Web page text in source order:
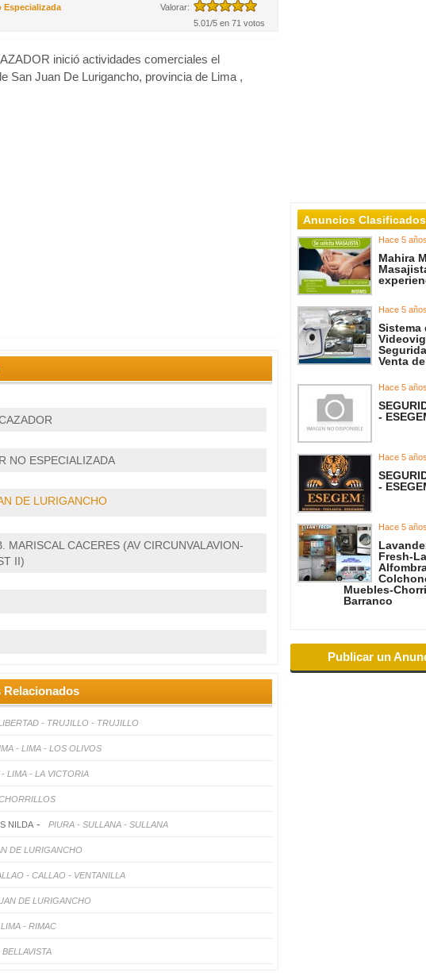
Especializada
Valorar:
5.01/5 en 71 votos
inició actividades comerciales el
San Juan De Lurigancho, provincia de Lima ,
NO ESPECIALIZADA
DE LURIGANCHO
MARISCAL CACERES (AV CIRCUNVALAVION-
II)
- TRUJILLO - TRUJILLO
- LIMA - LOS OLIVOS
- LIMA - LA VICTORIA
NILDA - PIURA - SULLANA - SULLANA
DE LURIGANCHO
- CALLAO - VENTANILLA
DE LURIGANCHO
- RIMAC
Anuncios
Hace 5 años
Mahira
Hace 5 años
Sistema
Venta
Hace 5 años
-
Hace 5 años
-
Hace 5 años
Fresh-
Muebles-
Barranco
Publicar un